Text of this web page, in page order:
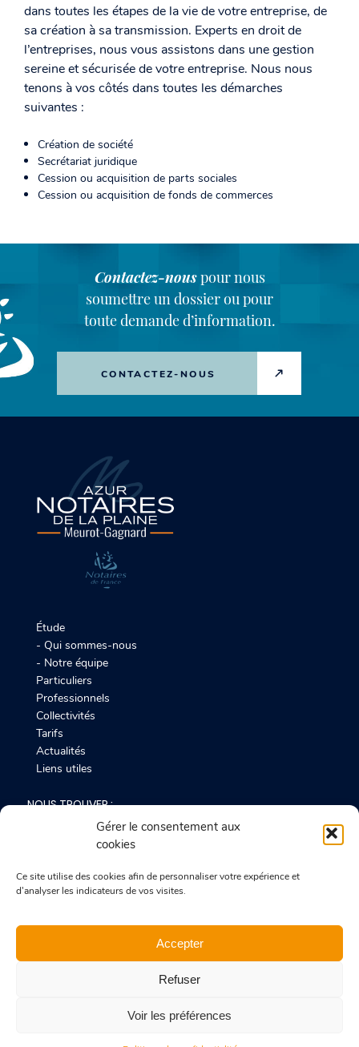
Gérer le consentement aux
cookies
Ce site utilise des cookies afin de personnaliser votre expérience et
d'analyser les indicateurs de vos visites.
Accepter
Refuser
Voir les préférences
dans toutes les étapes de la vie de votre entreprise, de
sa création à sa transmission. Experts en droit de
l’entreprises, nous vous assistons dans une gestion
sereine et sécurisée de votre entreprise. Nous nous
tenons à vos côtés dans toutes les démarches
suivantes :
Création de société
Secrétariat juridique
Cession ou acquisition de parts sociales
Cession ou acquisition de fonds de commerces
Contactez-nouspour nous
soumettre un dossier ou pour
toute demande d’information.
CONTACTEZ-NOUS
Étude
Qui sommes-nous
Notre équipe
Particuliers
Professionnels
Collectivités
Tarifs
Actualités
Liens utiles
NOUS TROUVER :
Résidence “Lou Castelet“
200 chemin de la Culasse
NOUS CONTACTER :
Tél. : 04 92 02 33 20
Numéro agrément : 06084200630 74